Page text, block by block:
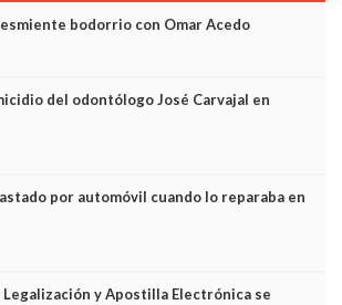
bodorrio con Omar Acedo
del odontólogo José Carvajal en
por automóvil cuando lo reparaba en
Legalización y Apostilla Electrónica se